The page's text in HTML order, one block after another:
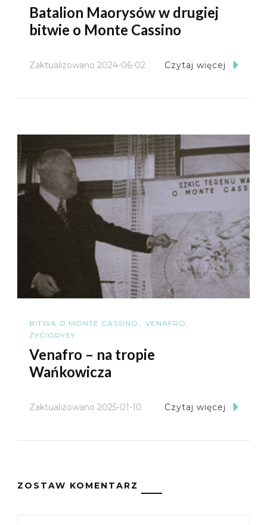
Batalion Maorysów w drugiej
bitwie o Monte Cassino
Zaktualizowano 2024-06-02 Czytaj więcej
BITWA O MONTE CASSINO
VENAFRO
ŻYCIORYSY
Venafro – na tropie
Wańkowicza
Zaktualizowano 2025-01-10 Czytaj więcej
ZOSTAW KOMENTARZ